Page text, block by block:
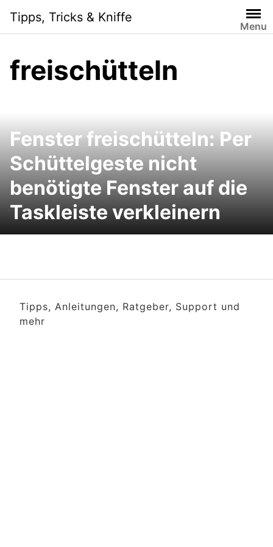
content
Tipps, Tricks & Kniffe
Menu
freischütteln
Fenster freischütteln: Per
Schüttelgeste nicht
benötigte Fenster auf die
Taskleiste verkleinern
Tipps, Anleitungen, Ratgeber, Support und
mehr